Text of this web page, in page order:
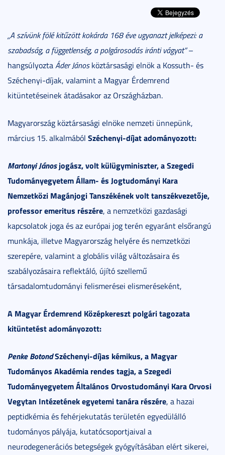
„A szívünk fölé kitűzött kokárda 168 éve ugyanazt jelképezi: a
szabadság, a függetlenség, a polgárosodás iránti vágyat”–
hangsúlyoztaÁder Jánosköztársasági elnök a Kossuth- és
Széchenyi-díjak, valamint a Magyar Érdemrend
kitüntetéseinek átadásakor az Országházban.
Magyarország köztársasági elnöke nemzeti ünnepünk,
március 15. alkalmából Széchenyi-díjatadományozott:
Martonyi János jogász, volt külügyminiszter,a Szegedi
Tudományegyetem Állam- és Jogtudományi Kara
Nemzetközi Magánjogi Tanszékének volt tanszékvezetője,
professor emeritus részére, a nemzetközi gazdasági
kapcsolatok joga és az európai jog terén egyaránt elsőrangú
munkája, illetve Magyarország helyére és nemzetközi
szerepére, valamint a globális világ változásaira és
szabályozásaira reflektáló, újító szellemű
társadalomtudományi felismerései elismeréseként,
A Magyar Érdemrend Középkereszt polgári tagozata
kitüntetést adományozott:
Penke BotondSzéchenyi-díjas kémikus, a Magyar
Tudományos Akadémia rendes tagja, a Szegedi
Tudományegyetem Általános Orvostudományi Kara Orvosi
Vegytan Intézetének egyetemi tanára részére, a hazai
peptidkémia és fehérjekutatás területén egyedülálló
tudományos pályája, kutatócsoportjaival a
neurodegenerációs betegségek gyógyításában elért sikerei,